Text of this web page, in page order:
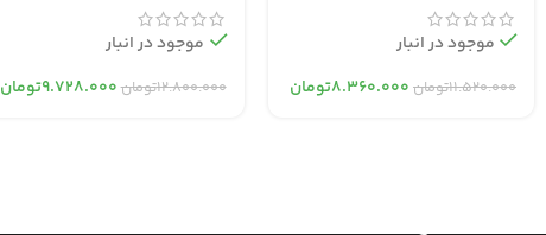
موجود در انبار
۱۱.۵۲۰.۰۰۰تومان ۸.۳۶۰.۰۰۰تومان
موجود در انبار
۱۲.۸۰۰.۰۰۰تومان۹.۷۲۸.۰۰۰تومان